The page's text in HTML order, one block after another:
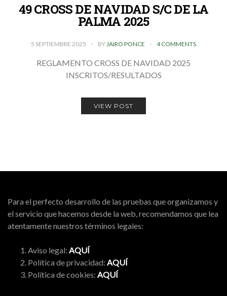
49 CROSS DE NAVIDAD S/C DE LA
PALMA 2025
5 SEPTIEMBRE 2025 BY JAIRO PONCE 4 COMMENTS
REGLAMENTO CROSS DE NAVIDAD 2025
INSCRITOS/RESULTADOS
VIEW POST
Para el perfecto desarrollo de las pruebas que organizamos y
el servicio que hacemos desde la web, recomendamos que lea
atentamente nuestros términos legales:
Aviso legal: AQUÍ
Política de privacidad: AQUÍ
Política de cookies: AQUÍ